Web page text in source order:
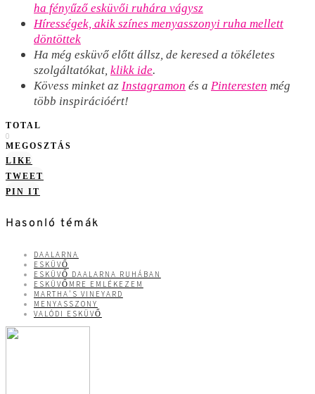
ha fényűző esküvői ruhára vágysz
Hírességek, akik színes menyasszonyi ruha mellett
döntöttek
Ha még esküvő előtt állsz, de keresed a tökéletes
szolgáltatókat, klikk ide.
Kövess minket az Instagramon és a Pinteresten még
több inspirációért!
TOTAL
0
MEGOSZTÁS
LIKE
TWEET
PIN IT
Hasonló témák
DAALARNA
ESKÜVŐ
ESKÜVŐ DAALARNA RUHÁBAN
ESKÜVŐMRE EMLÉKEZEM
MARTHA'S VINEYARD
MENYASSZONY
VALÓDI ESKÜVŐ